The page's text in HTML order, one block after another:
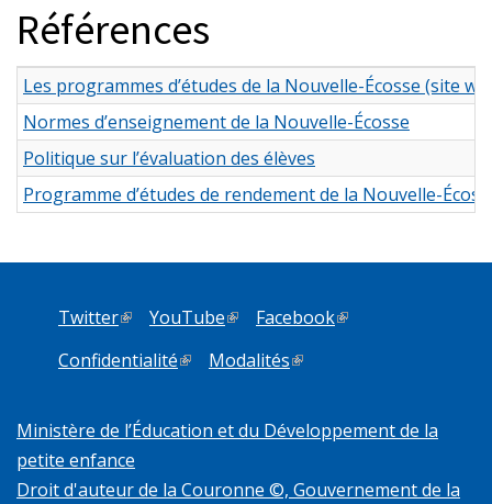
Références
Les programmes d’études de la Nouvelle-Écosse (site
Normes d’enseignement de la Nouvelle-Écosse
Politique sur l’évaluation des élèves
Programme d’études de rendement de la Nouvelle-
Twitter(link is external)
YouTube(link is external)
Facebook(link is external)
Confidentialité(link is external)
Modalités(link is external)
Ministère de l’Éducation et du Développement de la
petite enfance
Droit d'auteur de la Couronne ©, Gouvernement de la